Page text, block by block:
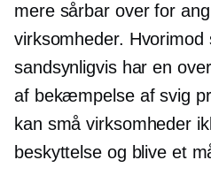
mere sårbar over for
virksomheder.
sandsynligvis har en
af bekæmpelse af svig
kan små virksomheder
beskyttelse og blive et